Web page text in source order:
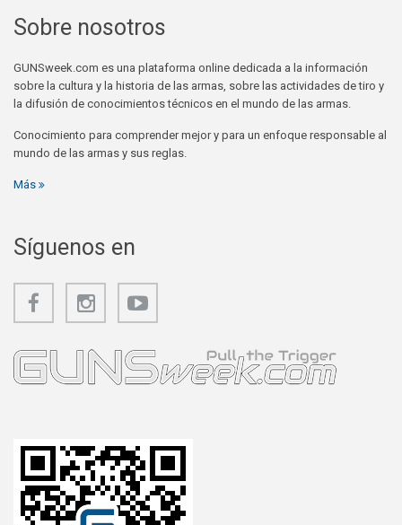
Sobre nosotros
GUNSweek.com es una plataforma online dedicada a la información
sobre la cultura y la historia de las armas, sobre las actividades de tiro y
la difusión de conocimientos técnicos en el mundo de las armas.
Conocimiento para comprender mejor y para un enfoque responsable al
mundo de las armas y sus reglas.
Más
Síguenos en